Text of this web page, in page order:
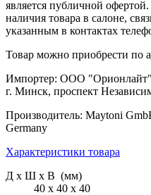
является публичной
наличия товара в салоне,
указанным в контактах
Товар можно приобрести по
Импортер: ООО "Орионлайт",
г. Минск, проспект
Производитель: Maytoni
Germany
Характеристики товара
Д х Ш х В (мм)
40 х 40 х 40